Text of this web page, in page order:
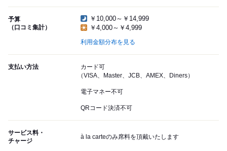
予算
（口コミ集計）
￥10,000～￥14,999
￥4,000～￥4,999
利用金額分布を見る
支払い方法
カード可
（VISA、Master、JCB、AMEX、Diners）
電子マネー不可
QRコード決済不可
サービス料・
チャージ
à la carteのみ席料を頂戴いたします